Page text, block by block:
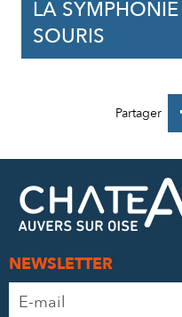
LA
SOURIS
Partager
NEWSLETTER
Adresse